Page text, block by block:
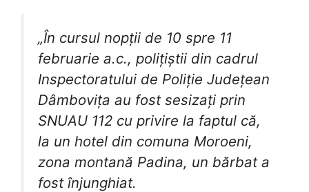
„În cursul nopții de 10 spre 11
februarie a.c., polițiștii din cadrul
Inspectoratului de Poliție Județean
Dâmbovița au fost sesizați prin
SNUAU 112 cu privire la faptul că,
la un hotel din comuna Moroeni,
zona montană Padina, un bărbat a
fost înjunghiat.